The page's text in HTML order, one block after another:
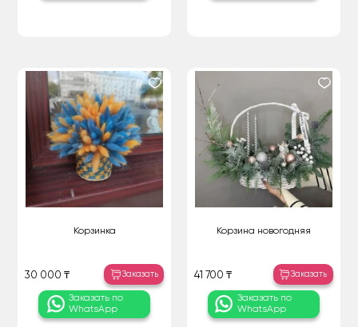
Корзинка
30 000 ₸ Заказать
Заказать по
WhatsApp
Корзина новогодняя
41 700 ₸ Заказать
Заказать по
WhatsApp